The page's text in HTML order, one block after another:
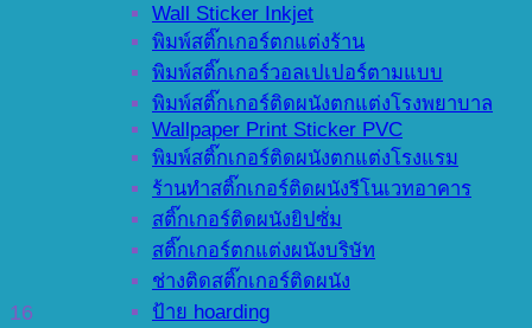
Wall Sticker Inkjet
พิมพ์สติ๊กเกอร์ตกแต่งร้าน
พิมพ์สติ๊กเกอร์วอลเปเปอร์ตามแบบ
พิมพ์สติ๊กเกอร์ติดผนังตกแต่งโรงพยาบาล
Wallpaper Print Sticker PVC
พิมพ์สติ๊กเกอร์ติดผนังตกแต่งโรงแรม
ร้านทำสติ๊กเกอร์ติดผนังรีโนเวทอาคาร
สติ๊กเกอร์ติดผนังยิปซั่ม
สติ๊กเกอร์ตกแต่งผนังบริษัท
ช่างติดสติ๊กเกอร์ติดผนัง
ป้าย hoarding
16